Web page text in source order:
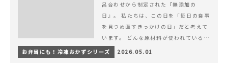
呂合わせから制定された『無添加の
日』。 私たちは、この日を「毎日の食事
を見つめ直すきっかけの日」だと考えて
います。 どんな原材料が使われているの
か。 どのようにつくられているのか。&
hellip; 続きを読む 【6月10日（無添加
お弁当にも！冷凍おかずシリーズ 2026.05.01